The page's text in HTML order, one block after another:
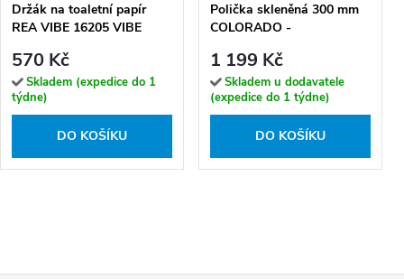
Držák na toaletní papír
REA VIBE 16205 VIBE
570 Kč
Skladem (expedice do 1
týdne)
DO KOŠÍKU
Polička skleněná 300 mm
COLORADO -
Grey lesk
1 199 Kč
Skladem u dodavatele
(expedice do 1 týdne)
DO KOŠÍKU